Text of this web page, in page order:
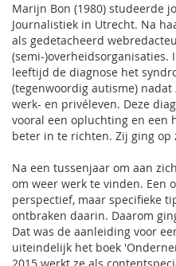
Marijn Bon (1980) studeerde
Journalistiek in Utrecht. Na
als gedetacheerd
(semi-)overheidsorganisaties.
leeftijd de diagnose het
(tegenwoordig autisme)
werk- en privéleven. Deze
vooral een opluchting en een
beter in te richten. Zij ging op
Na een tussenjaar om aan
om weer werk te vinden. Een
perspectief, maar specifieke
ontbraken daarin. Daarom
Dat was de aanleiding voor
uiteindelijk het boek